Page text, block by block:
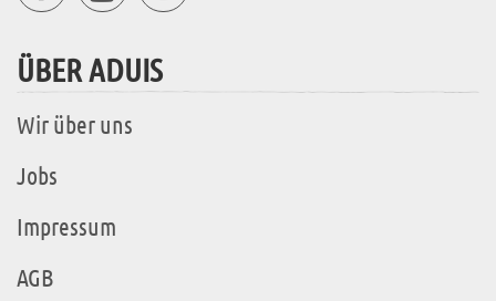
ÜBER ADUIS
Wir über uns
Jobs
Impressum
AGB